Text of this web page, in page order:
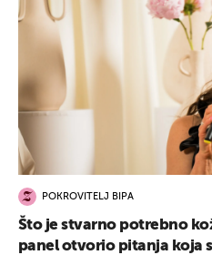
POKROVITELJ BIPA
Što je stvarno potrebno
panel otvorio pitanja koja